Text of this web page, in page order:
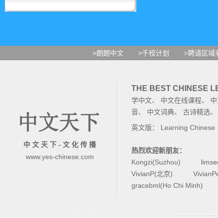
>朗朗中文 >千校计划 >聘请区域
中 文 天 下 - 文 化 传 播
www.yes-chinese.com
THE BEST CHINESE
学中文、 中文在线课程、
音、 中文词典、 古诗精选
英文版： Learning Chinese
热烈欢迎新朋友：
Kongzi(Suzhou)
VivianP(北京)
gracebml(Ho Chi Minh)